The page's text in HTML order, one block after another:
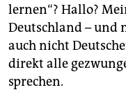
lernen“? Hallo?
Deutschland – und
auch nicht
direkt alle
sprechen.